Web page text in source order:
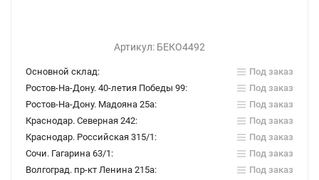
Артикул: БЕКО4492
Основной склад:
Под заказ
Ростов-На-Дону. 40-летия Победы 99:
Под заказ
Ростов-На-Дону. Мадояна 25а:
Под заказ
Краснодар. Северная 242:
Под заказ
Краснодар. Российская 315/1:
Под заказ
Сочи. Гагарина 63/1:
Под заказ
Волгоград. пр-кт Ленина 215а:
Под заказ